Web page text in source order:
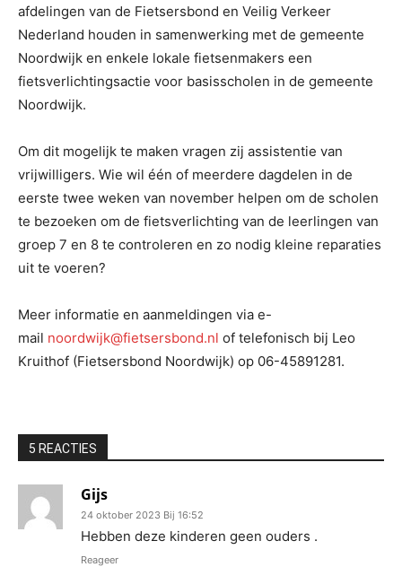
afdelingen van de Fietsersbond en Veilig Verkeer
Nederland houden in samenwerking met de gemeente
Noordwijk en enkele lokale fietsenmakers een
fietsverlichtingsactie voor basisscholen in de gemeente
Noordwijk.
Om dit mogelijk te maken vragen zij assistentie van
vrijwilligers. Wie wil één of meerdere dagdelen in de
eerste twee weken van november helpen om de scholen
te bezoeken om de fietsverlichting van de leerlingen van
groep 7 en 8 te controleren en zo nodig kleine reparaties
uit te voeren?
Meer informatie en aanmeldingen via e-
mail noordwijk@fietsersbond.nl of telefonisch bij Leo
Kruithof (Fietsersbond Noordwijk) op 06-45891281.
5 REACTIES
Gijs
24 oktober 2023 Bij 16:52
Hebben deze kinderen geen ouders .
Reageer